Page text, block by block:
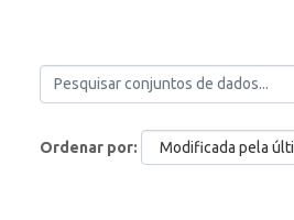
Ordenar por